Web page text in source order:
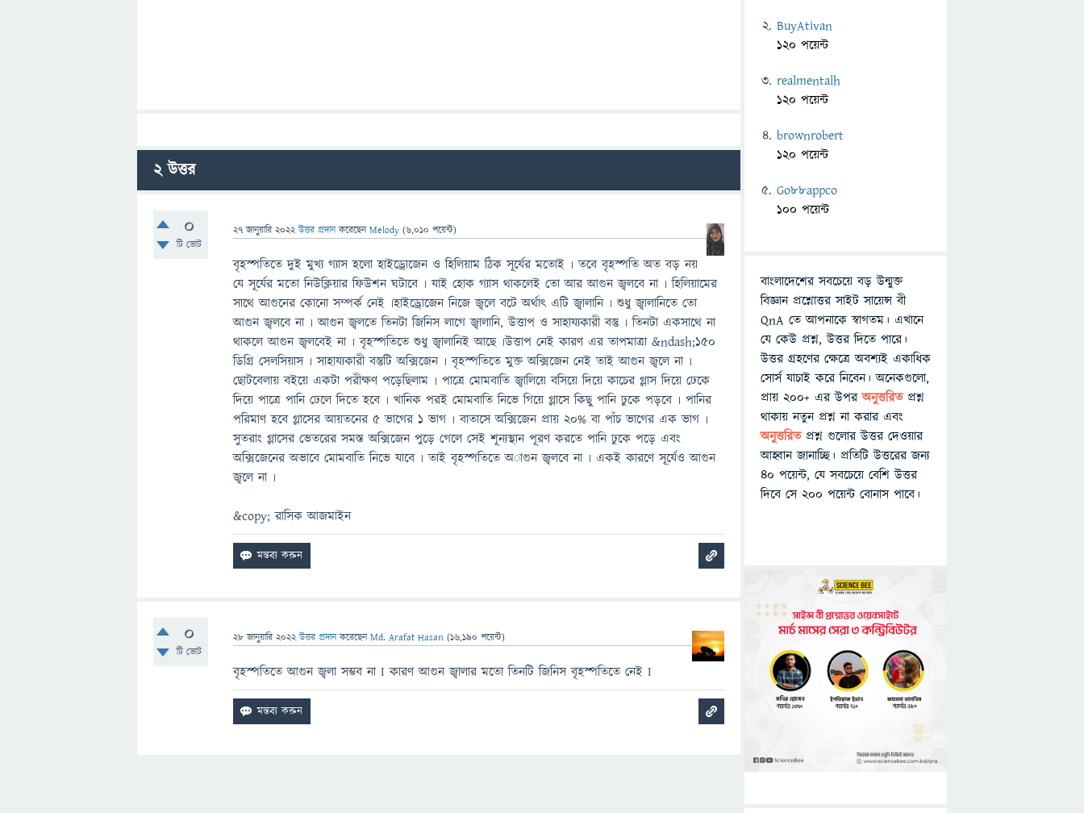
2উত্তর
0
টি ভোট
27 জানুয়ারি 2022 উত্তর প্রদান করেছেনMelody (6,010 পয়েন্ট)
বৃহস্পতিতে দুই মুখ্য গ্যাস হলো হাইড্রোজেন ও হিলিয়াম ঠিক সূর্যের মতোই ৷ তবে বৃহস্পতি অত বড় নয়
যে সূর্যের মতো নিউক্লিয়ার ফিউশন ঘটাবে ৷ যাই হোক গ্যাস থাকলেই তো আর আগুন জ্বলবে না ৷ হিলিয়ামের
সাথে আগুনের কোনো সম্পর্ক নেই ৷হাইড্রোজেন নিজে জ্বলে বটে অর্থাৎ এটি জ্বালানি ৷ শুধু জ্বালানিতে তো
আগুন জ্বলবে না ৷ আগুন জ্বলতে তিনটা জিনিস লাগে জ্বালানি, উত্তাপ ও সাহায্যকারী বস্তু ৷ তিনটা একসাথে না
থাকলে আগুন জ্বলবেই না ৷ বৃহস্পতিতে শুধু জ্বালানিই আছে ৷উত্তাপ নেই কারণ এর তাপমাত্রা &ndash;১৫০
ডিগ্রি সেলসিয়াস ৷ সাহায্যকারী বস্তুটি অক্সিজেন ৷ বৃহস্পতিতে মুক্ত অক্সিজেন নেই তাই আগুন জ্বলে না ৷
ছোটবেলায় বইয়ে একটা পরীক্ষণ পড়েছিলাম ৷ পাত্রে মোমবাতি জ্বালিয়ে বসিয়ে দিয়ে কাচের গ্লাস দিয়ে ঢেকে
দিয়ে পাত্রে পানি ঢেলে দিতে হবে ৷ খানিক পরই মোমবাতি নিভে গিয়ে গ্লাসে কিছু পানি ঢুকে পড়বে ৷ পানির
পরিমাণ হবে গ্লাসের আয়তনের ৫ ভাগের ১ ভাগ ৷ বাতাসে অক্সিজেন প্রায় ২০% বা পাঁচ ভাগের এক ভাগ ৷
সুতরাং গ্লাসের ভেতরের সমস্ত অক্সিজেন পুড়ে গেলে সেই শূন্যস্থান পূরণ করতে পানি ঢুকে পড়ে এবং
অক্সিজেনের অভাবে মোমবাতি নিভে যাবে ৷ তাই বৃহস্পতিতে অাগুন জ্বলবে না ৷ একই কারণে সূর্যেও আগুন
জ্বলে না ৷
&copy; রাসিক আজমাইন
0
টি ভোট
28 জানুয়ারি 2022 উত্তর প্রদান করেছেনMd. Arafat Hasan (16,190 পয়েন্ট)
বৃহস্পতিতে আগুন জ্বলা সম্ভব না I কারণ আগুন জ্বালার মতো তিনটি জিনিস বৃহস্পতিতে নেই I
BuyAtivan
120 পয়েন্ট
realmentalh
120 পয়েন্ট
brownrobert
120 পয়েন্ট
Go88appco
100 পয়েন্ট
বাংলাদেশের সবচেয়ে বড় উন্মুক্ত
বিজ্ঞান প্রশ্নোত্তর সাইট সায়েন্স বী
QnA তে আপনাকে স্বাগতম। এখানে
যে কেউ প্রশ্ন, উত্তর দিতে পারে।
উত্তর গ্রহণের ক্ষেত্রে অবশ্যই একাধিক
সোর্স যাচাই করে নিবেন। অনেকগুলো,
প্রায় ২০০+ এর উপরঅনুত্তরিতপ্রশ্ন
থাকায় নতুন প্রশ্ন না করার এবং
অনুত্তরিত প্রশ্ন গুলোর উত্তর দেওয়ার
আহ্বান জানাচ্ছি। প্রতিটি উত্তরের জন্য
৪০ পয়েন্ট, যে সবচেয়ে বেশি উত্তর
দিবে সে ২০০ পয়েন্ট বোনাস পাবে।